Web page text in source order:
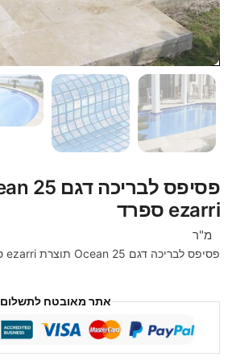
ezarri ספרד
מ"ר
פסיפס לבריכה דגם Ocean 25 תוצרת ezarri ספרד
אתר מאובטח לתשלום